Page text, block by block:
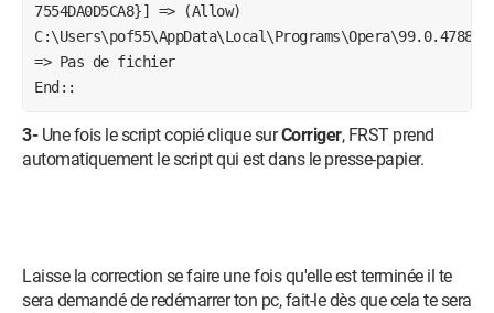
7554DA0D5CA8}] => (Allow)
=> Pas de fichier
End::
3-Une fois le script copié clique surCorriger, FRST prend
automatiquement le script qui est dans le presse-papier.
Laisse la correction se faire une fois qu'elle est terminée il te
sera demandé de redémarrer ton pc, fait-le dès que cela te sera